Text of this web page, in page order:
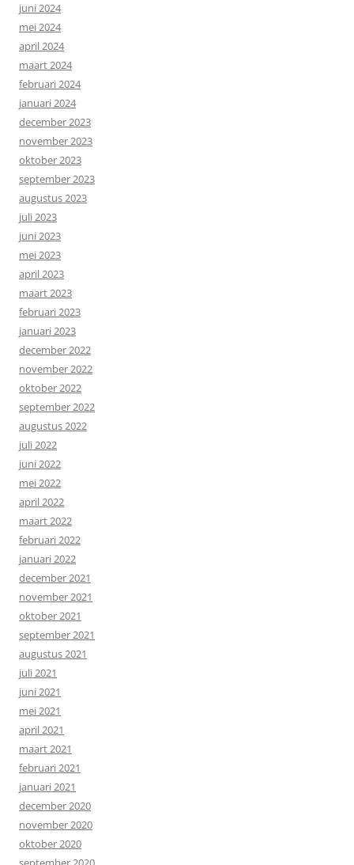
juni 2024
mei 2024
april 2024
maart 2024
februari 2024
januari 2024
december 2023
november 2023
oktober 2023
september 2023
augustus 2023
juli 2023
juni 2023
mei 2023
april 2023
maart 2023
februari 2023
januari 2023
december 2022
november 2022
oktober 2022
september 2022
augustus 2022
juli 2022
juni 2022
mei 2022
april 2022
maart 2022
februari 2022
januari 2022
december 2021
november 2021
oktober 2021
september 2021
augustus 2021
juli 2021
juni 2021
mei 2021
april 2021
maart 2021
februari 2021
januari 2021
december 2020
november 2020
oktober 2020